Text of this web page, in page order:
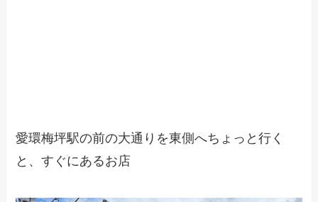
愛環梅坪駅の前の大通りを東側へちょっと行く
と、すぐにあるお店